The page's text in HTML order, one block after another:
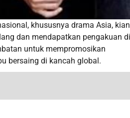
khususnya drama Asia, kian
dan mendapatkan pengakuan di
untuk mempromosikan
bersaing di kancah global.